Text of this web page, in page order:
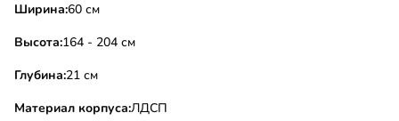
Ширина:60 см
Высота:164 - 204 см
Глубина:21 см
Материал корпуса:ЛДСП